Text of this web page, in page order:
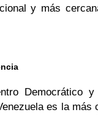
y más
Democrático
es la más